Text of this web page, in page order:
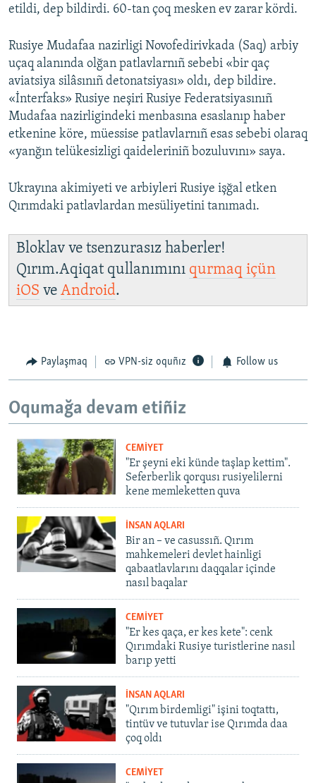
etildi, dep bildirdi. 60-tan çoq mesken ev zarar kördi.
Rusiye Mudafaa nazirligi Novofedirivkada (Saq) arbiy
uçaq alanında olğan patlavlarnıñ sebebi «bir qaç
aviatsiya silâsınıñ detonatsiyası» oldı, dep bildire.
«İnterfaks» Rusiye neşiri Rusiye Federatsiyasınıñ
Mudafaa nazirligindeki menbasına esaslanıp haber
etkenine köre, müessise patlavlarnıñ esas sebebi olaraq
«yanğın telükesizligi qaideleriniñ bozuluvını» saya.
Ukrayına akimiyeti ve arbiyleri Rusiye işğal etken
Qırımdaki patlavlardan mesüliyetini tanımadı.
Bloklav ve tsenzurasız haberler!
Qırım.Aqiqat qullanımını qurmaq içün
iOS ve Android.
Paylaşmaq VPN-siz oquñız Follow us
Oqumağa devam etiñiz
CEMİYET
"Er şeyni eki künde taşlap kettim".
Seferberlik qorqusı rusiyelilerni
kene memleketten quva
İNSAN AQLARI
Bir an – ve casussıñ. Qırım
mahkemeleri devlet hainligi
qabaatlavlarını daqqalar içinde
nasıl baqalar
CEMİYET
"Er kes qaça, er kes kete": cenk
Qırımdaki Rusiye turistlerine nasıl
barıp yetti
İNSAN AQLARI
"Qırım birdemligi" işini toqtattı,
tintüv ve tutuvlar ise Qırımda daa
çoq oldı
CEMİYET